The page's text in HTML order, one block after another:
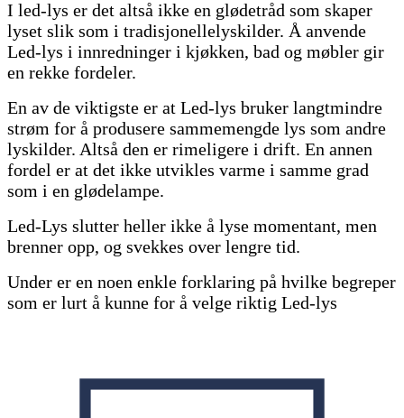
I led-lys er det altså ikke en glødetråd som skaper
lyset slik som i tradisjonellelyskilder. Å anvende
Led-lys i innredninger i kjøkken, bad og møbler gir
en rekke fordeler.
En av de viktigste er at Led-lys bruker langtmindre
strøm for å produsere sammemengde lys som andre
lyskilder. Altså den er rimeligere i drift. En annen
fordel er at det ikke utvikles varme i samme grad
som i en glødelampe.
Led-Lys slutter heller ikke å lyse momentant, men
brenner opp, og svekkes over lengre tid.
Under er en noen enkle forklaring på hvilke begreper
som er lurt å kunne for å velge riktig Led-lys